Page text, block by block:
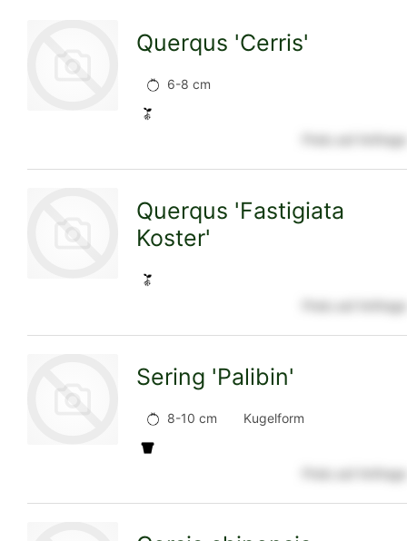
Detailseite
Querqus 'Cerris'
6-8 cm
Preis auf Anfrage
Detailseite
Querqus 'Fastigiata
Koster'
Preis auf Anfrage
Sering 'Palibin'
8-10 cm Kugelform
Preis auf Anfrage